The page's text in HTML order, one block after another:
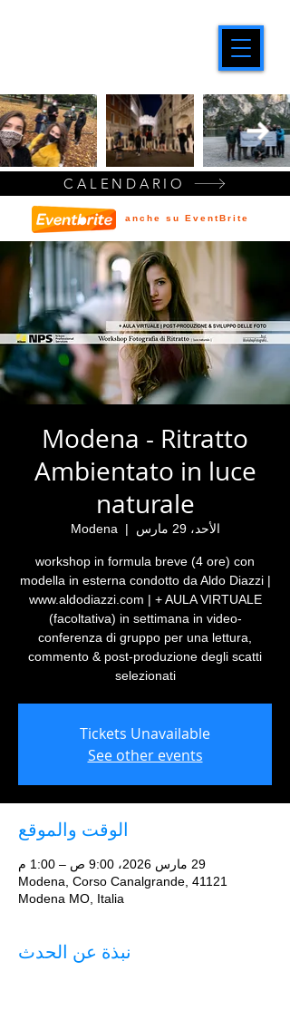
Modena - Ritratto
Ambientato in luce
naturale
الأحد، 29 مارس
  |
Modena
workshop in formula breve (4 ore) con
modella in esterna condotto da Aldo Diazzi |
www.aldodiazzi.com | + AULA VIRTUALE
(facoltativa) in settimana in video-
conferenza di gruppo per una lettura,
commento & post-produzione degli scatti
selezionati
Tickets Unavailable
See other events
الوقت والموقع
29 مارس 2026، 9:00 ص – 1:00 م
Modena, Corso Canalgrande, 41121
Modena MO, Italia
نبذة عن الحدث
CALENDARIO
anche su EventBrite